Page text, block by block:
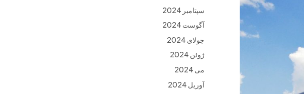
سپتامبر 2024
آگوست 2024
جولای 2024
ژوئن 2024
می 2024
آوریل 2024